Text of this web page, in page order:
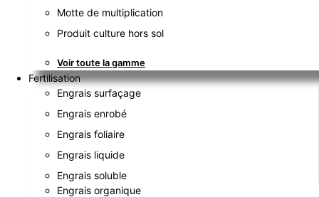
Motte de multiplication
Produit culture hors sol
Voir toute la gamme
Fertilisation
Engrais surfaçage
Engrais enrobé
Engrais foliaire
Engrais liquide
Engrais soluble
Engrais organique